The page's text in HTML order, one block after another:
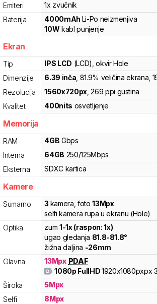
Emiteri
1x zvučnik
Baterija
4000mAh Li-Po neizmenjiva
10W kabl punjenje
Ekran
Tip IPS LCD (LCD) , okvir Hole
Dimenzije
6.39 inča , 81.9% veličina ekrana ,
Rezolucija
1560x720px ,269 ppi gustina
Kvalitet
400nits osvetljenje
Memorija
RAM 4GB Gbps
Interna
64GB 250/125Mbps
Eksterna
SDXC kartica
Kamere
Sumarno 3 kamera foto13Mpx
selfi kamera rupa u ekranu (Hole)
Optika
zum1-1x (raspon:1x)
ugao gledanja 81.8-81.8°
žižna daljina -26mm
Glavna
13Mpx PDAF
1080p FullHD1920x1080pxpx
Široka
5Mpx
Selfi
8Mpx